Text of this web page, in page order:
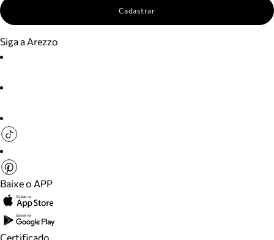
Cadastrar
Siga a Arezzo
Baixe o APP
Certificado